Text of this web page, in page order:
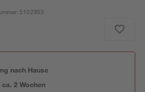
: 5102953
nach Hause
ca. 2 Wochen